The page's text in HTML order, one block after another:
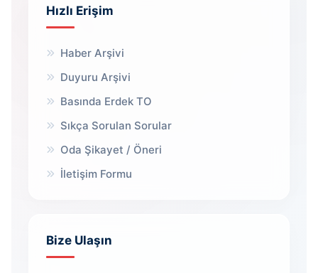
Hızlı Erişim
Haber Arşivi
Duyuru Arşivi
Basında Erdek TO
Sıkça Sorulan Sorular
Oda Şikayet / Öneri
İletişim Formu
Bize Ulaşın